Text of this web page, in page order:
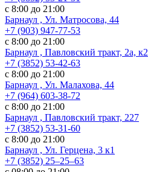
с 8:00 до 21:00
Барнаул , Ул. Матросова, 44
+7 (903) 947-77-53
с 8:00 до 21:00
Барнаул , Павловский тракт, 2а, к2
+7 (3852) 53-42-63
с 8:00 до 21:00
Барнаул , Ул. Малахова, 44
+7 (964) 603-38-72
с 8:00 до 21:00
Барнаул , Павловский тракт, 227
+7 (3852) 53-31-60
с 8:00 до 21:00
Барнаул , Ул. ​Герцена, 3 к1
+7 (3852) 25‒25‒63